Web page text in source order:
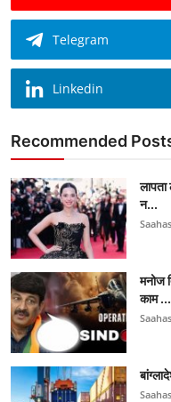
Telegram
Linkedin
Recommended
न...
मनोज
काम ...